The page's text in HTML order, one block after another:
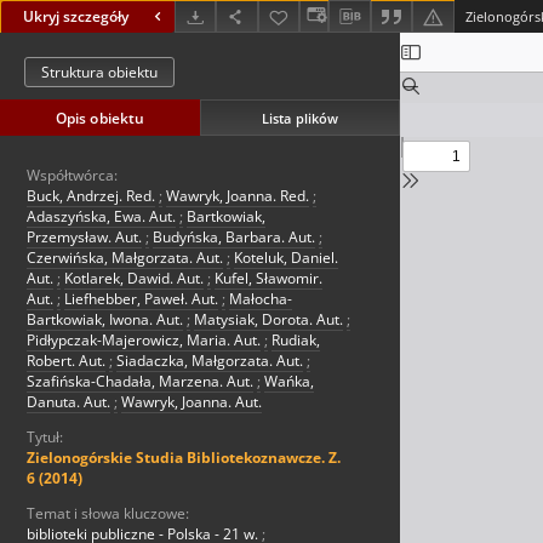
Ukryj szczegóły
Struktura obiektu
Opis obiektu Lista plików
Współtwórca:
Buck, Andrzej. Red. ; Wawryk, Joanna. Red. ;
Adaszyńska, Ewa. Aut. ; Bartkowiak,
Przemysław. Aut. ; Budyńska, Barbara. Aut. ;
Czerwińska, Małgorzata. Aut. ; Koteluk, Daniel.
Aut. ; Kotlarek, Dawid. Aut. ; Kufel, Sławomir.
Aut. ; Liefhebber, Paweł. Aut. ; Małocha-
Bartkowiak, Iwona. Aut. ; Matysiak, Dorota. Aut. ;
Pidłypczak-Majerowicz, Maria. Aut. ; Rudiak,
Robert. Aut. ; Siadaczka, Małgorzata. Aut. ;
Szafińska-Chadała, Marzena. Aut. ; Wańka,
Danuta. Aut. ; Wawryk, Joanna. Aut.
Tytuł:
Zielonogórskie Studia Bibliotekoznawcze. Z.
6 (2014)
Temat i słowa kluczowe:
biblioteki publiczne - Polska - 21 w. ;